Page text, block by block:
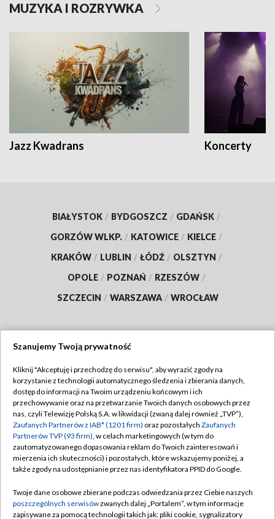
MUZYKA I ROZRYWKA
Jazz Kwadrans Koncerty
BIAŁYSTOK / BYDGOSZCZ / GDAŃSK /
GORZÓW WLKP. / KATOWICE / KIELCE /
KRAKÓW / LUBLIN / ŁÓDŹ / OLSZTYN /
OPOLE / POZNAŃ / RZESZÓW /
SZCZECIN / WARSZAWA / WROCŁAW
TVP
Abonament TVP
Emisja w TVP
Centrum informacji TVP
Naziemna Telewizja Cyfrowa
Rada Programowa
Regulamin TVP
Polityka prywatności
Moje zgody
Pomoc
Kontakt
Szanujemy Twoją prywatność
Kliknij "Akceptuję i przechodzę do serwisu", aby wyrazić zgody na
korzystanie z technologii automatycznego śledzenia i zbierania danych,
dostęp do informacji na Twoim urządzeniu końcowym i ich
przechowywanie oraz na przetwarzanie Twoich danych osobowych przez
nas, czyli Telewizję Polską S.A. w likwidacji (zwaną dalej również „TVP”),
Zaufanych Partnerów z IAB* (1201 firm) oraz pozostałych Zaufanych
Partnerów TVP (93 firm), w celach marketingowych (w tym do
zautomatyzowanego dopasowania reklam do Twoich zainteresowań i
mierzenia ich skuteczności) i pozostałych, które wskazujemy poniżej, a
także zgody na udostępnianie przez nas identyfikatora PPID do Google.
Twoje dane osobowe zbierane podczas odwiedzania przez Ciebie naszych
poszczególnych serwisówzwanych dalej „Portalem”, w tym informacje
zapisywane za pomocą technologii takich jak: pliki cookie, sygnalizatory